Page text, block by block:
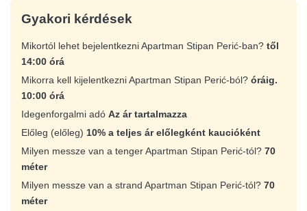
Gyakori kérdések
Mikortól lehet bejelentkezni Apartman Stipan Perić-ban? től
14:00 órá
Mikorra kell kijelentkezni Apartman Stipan Perić-ból? óráig.
10:00 órá
Idegenforgalmi adó Az ár tartalmazza
Előleg (előleg) 10% a teljes ár előlegként kaucióként
Milyen messze van a tenger Apartman Stipan Perić-tól? 70
méter
Milyen messze van a strand Apartman Stipan Perić-tól? 70
méter